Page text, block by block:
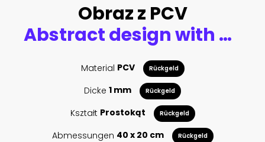
Obraz z PCV
Abstract design with soccer ball. Grunge style. Background for football. Sports horizontal banner template.
Material PCV Rückgeld
Dicke 1 mm Rückgeld
Kształt Prostokąt Rückgeld
Abmessungen 40 x 20 cm Rückgeld